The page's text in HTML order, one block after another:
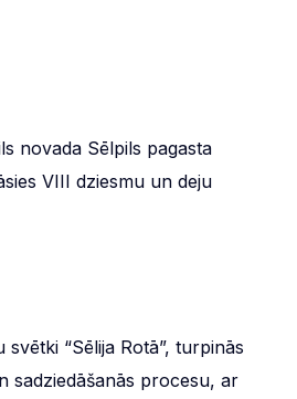
novada Sēlpils pagasta
VIII dziesmu un deju
“Sēlija Rotā”, turpinās
sadziedāšanās procesu, ar